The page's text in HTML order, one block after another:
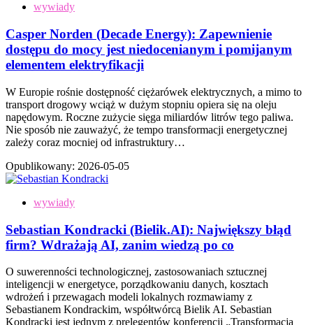
wywiady
Casper Norden (Decade Energy): Zapewnienie
dostępu do mocy jest niedocenianym i pomijanym
elementem elektryfikacji
W Europie rośnie dostępność ciężarówek elektrycznych, a mimo to
transport drogowy wciąż w dużym stopniu opiera się na oleju
napędowym. Roczne zużycie sięga miliardów litrów tego paliwa.
Nie sposób nie zauważyć, że tempo transformacji energetycznej
zależy coraz mocniej od infrastruktury…
Opublikowany: 2026-05-05
wywiady
Sebastian Kondracki (Bielik.AI): Największy błąd
firm? Wdrażają AI, zanim wiedzą po co
O suwerenności technologicznej, zastosowaniach sztucznej
inteligencji w energetyce, porządkowaniu danych, kosztach
wdrożeń i przewagach modeli lokalnych rozmawiamy z
Sebastianem Kondrackim, współtwórcą Bielik AI. Sebastian
Kondracki jest jednym z prelegentów konferencji „Transformacja